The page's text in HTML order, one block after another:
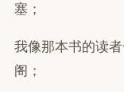
塞；
我像那本书的读
阁；